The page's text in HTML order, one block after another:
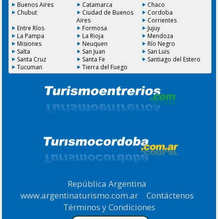
Buenos Aires Catamarca
Chaco
Chubut
Ciudad de Buenos
Aires
Cordoba
Corrientes
Entre Ríos
Formosa
Jujuy
La Pampa
La Rioja
Mendoza
Misiones
Neuquen
Río Negro
Salta
San Juan
San Luis
Santa Cruz
Santa Fe
Santiago del Estero
Tucuman
Tierra del Fuego
República Argentina
www.argentinaturismo.com.ar| Contáctenos
Términos y Condiciones